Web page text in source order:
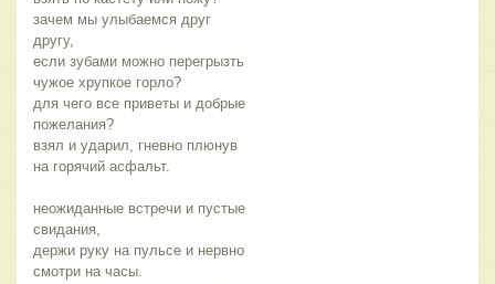
зачем мы улыбаемся друг
другу,
если зубами можно перегрызть
чужое хрупкое горло?
для чего все приветы и добрые
пожелания?
взял и ударил, гневно плюнув
на горячий асфальт.
неожиданные встречи и пустые
свидания,
держи руку на пульсе и нервно
смотри на часы.